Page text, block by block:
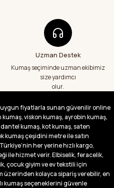
Uzman Destek
Kumaş seçiminde uzman ekibimiz
size yardımcı
olur.
uygun fiyatlarla sunan güvenilir online
viskon kumaş, ayrobin kumaş,
kumaş, kot kumaş, saten
kumaş çeşidini metre ile satın
her yerine hızlı kargo,
ile hizmet verir. Elbiselik, feracelik,
çocuk giyim ve ev tekstili için
üzerinden kolayca sipariş verebilir, en
kumaş seçeneklerini güvenle